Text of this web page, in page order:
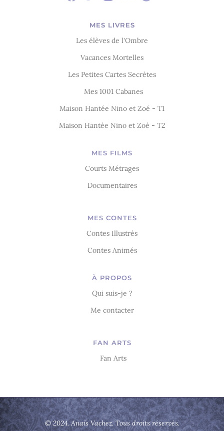
MES LIVRES
Les élèves de l'Ombre
Vacances Mortelles
Les Petites Cartes Secrètes
Mes 1001 Cabanes
Maison Hantée Nino et Zoé - T1
Maison Hantée Nino et Zoé - T2
MES FILMS
Courts Métrages
Documentaires
MES CONTES
Contes Illustrés
Contes Animés
À PROPOS
Qui suis-je ?
Me contacter
FAN ARTS
Fan Arts
© 2024. Anaïs Vachez. Tous droits réservés.